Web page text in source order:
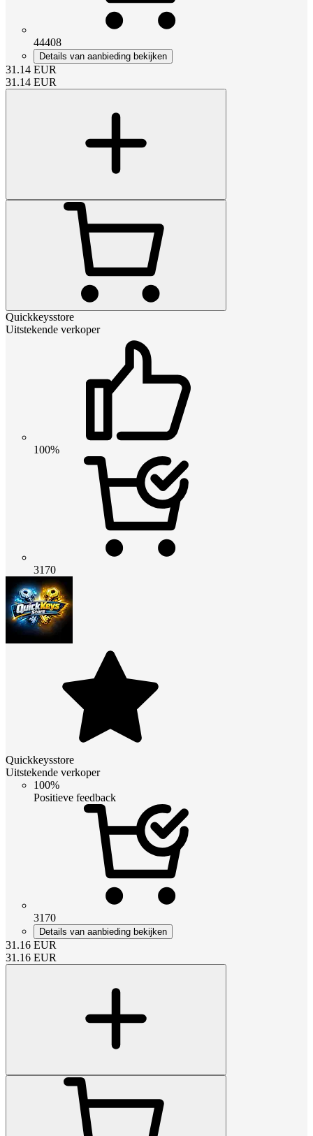
44408
Details van aanbieding bekijken
31.14 EUR
31.14 EUR
Quickkeysstore
Uitstekende verkoper
100%
3170
Quickkeysstore
Uitstekende verkoper
100%
Positieve feedback
3170
Details van aanbieding bekijken
31.16 EUR
31.16 EUR